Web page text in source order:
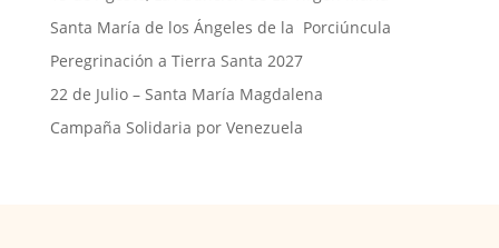
Santa María de los Ángeles de la Porciúncula
Peregrinación a Tierra Santa 2027
22 de Julio – Santa María Magdalena
Campaña Solidaria por Venezuela